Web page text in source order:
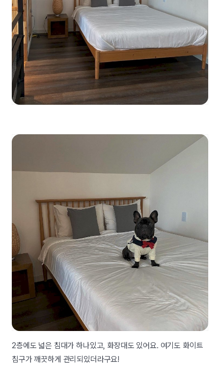
2층에도 넓은 침대가 하나있고, 화장대도 있어요. 여기도 화이트
침구가 깨끗하게 관리되있더라구요!